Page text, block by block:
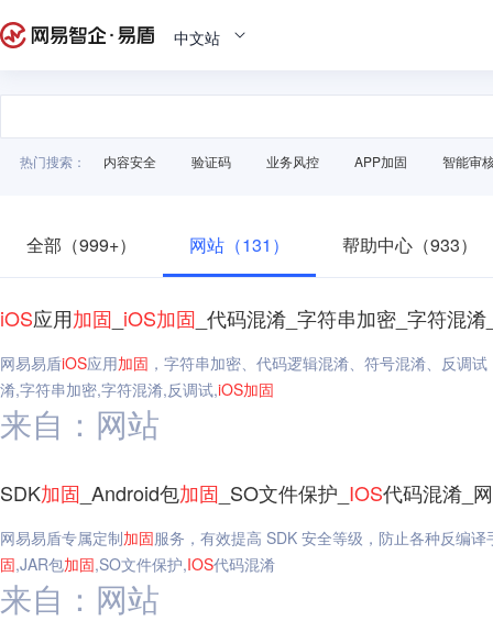
中文站
热门搜索： 内容安全 验证码 业务风控 APP加固 智能审
全部（999+） 网站（131） 帮助中心（933）
iOS应用加固 iOS加固 _代码混淆_字符串加密_字符混
网易易盾iOS应用加固 ，字符串加密、代码逻辑混淆、符号混淆、反调
淆,字符串加密,字符混淆,反调试,iOS加固
来自：网站
SDK加固 _Android包加固 _SO文件保护_ IOS代码混淆_
网易易盾专属定制加固服务，有效提高 SDK 安全等级，防止各种反编
固,JAR包加固,SO文件保护,IOS代码混淆
来自：网站